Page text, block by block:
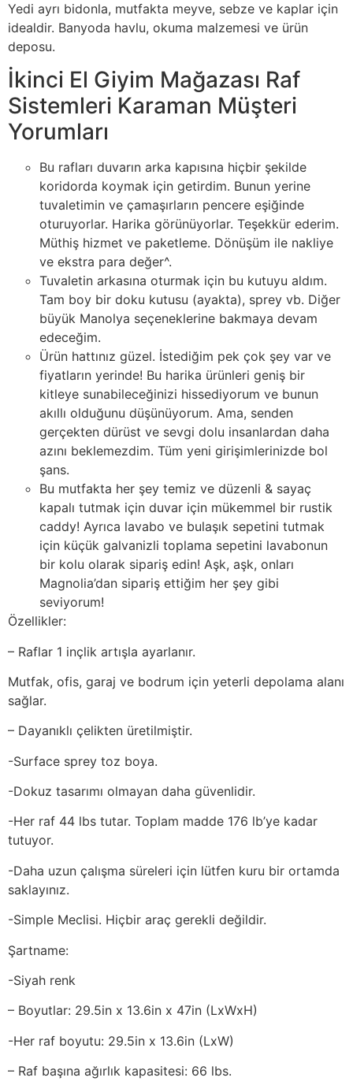
Yedi ayrı bidonla, mutfakta meyve, sebze ve kaplar için
idealdir. Banyoda havlu, okuma malzemesi ve ürün
deposu.
İkinci El Giyim Mağazası Raf
Sistemleri Karaman Müşteri
Yorumları
Bu rafları duvarın arka kapısına hiçbir şekilde
koridorda koymak için getirdim. Bunun yerine
tuvaletimin ve çamaşırların pencere eşiğinde
oturuyorlar. Harika görünüyorlar. Teşekkür ederim.
Müthiş hizmet ve paketleme. Dönüşüm ile nakliye
ve ekstra para değer^.
Tuvaletin arkasına oturmak için bu kutuyu aldım.
Tam boy bir doku kutusu (ayakta), sprey vb. Diğer
büyük Manolya seçeneklerine bakmaya devam
edeceğim.
Ürün hattınız güzel. İstediğim pek çok şey var ve
fiyatların yerinde! Bu harika ürünleri geniş bir
kitleye sunabileceğinizi hissediyorum ve bunun
akıllı olduğunu düşünüyorum. Ama, senden
gerçekten dürüst ve sevgi dolu insanlardan daha
azını beklemezdim. Tüm yeni girişimlerinizde bol
şans.
Bu mutfakta her şey temiz ve düzenli & sayaç
kapalı tutmak için duvar için mükemmel bir rustik
caddy! Ayrıca lavabo ve bulaşık sepetini tutmak
için küçük galvanizli toplama sepetini lavabonun
bir kolu olarak sipariş edin! Aşk, aşk, onları
Magnolia’dan sipariş ettiğim her şey gibi
seviyorum!
Özellikler:
– Raflar 1 inçlik artışla ayarlanır.
Mutfak, ofis, garaj ve bodrum için yeterli depolama alanı
sağlar.
– Dayanıklı çelikten üretilmiştir.
-Surface sprey toz boya.
-Dokuz tasarımı olmayan daha güvenlidir.
-Her raf 44 lbs tutar. Toplam madde 176 lb’ye kadar
tutuyor.
-Daha uzun çalışma süreleri için lütfen kuru bir ortamda
saklayınız.
-Simple Meclisi. Hiçbir araç gerekli değildir.
Şartname:
-Siyah renk
– Boyutlar: 29.5in x 13.6in x 47in (LxWxH)
-Her raf boyutu: 29.5in x 13.6in (LxW)
– Raf başına ağırlık kapasitesi: 66 lbs.